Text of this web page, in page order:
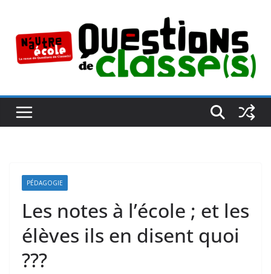
contenu
PÉDAGOGIE
Les notes à l’école ; et les
élèves ils en disent quoi
???